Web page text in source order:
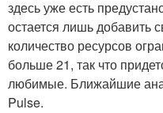
здесь уже есть
остается лишь добавить
количество ресурсов
больше 21, так что
любимые. Ближайшие
Pulse.